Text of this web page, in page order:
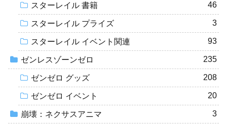
スターレイル 書籍 46
スターレイル プライズ 3
スターレイル イベント関連 93
ゼンレスゾーンゼロ 235
ゼンゼロ グッズ 208
ゼンゼロ イベント 20
崩壊：ネクサスアニマ 3